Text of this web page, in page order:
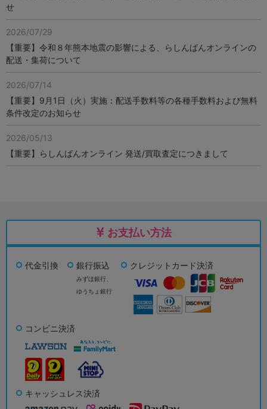
せ
2026/07/29
【重要】令和８年熊本地震の影響による、らしんばんオンラインの
配送・集荷について
2026/07/14
【重要】9月1日（火）実施：配送手数料等の各種手数料および無料
条件改定のお知らせ
2026/05/13
【重要】らしんばんオンライン 発送/買取査定につきまして
お支払い方法
代金引換 銀行振込
みずほ銀行、
ゆうちょ銀行
クレジットカード決済
コンビニ決済
キャッシュレス決済